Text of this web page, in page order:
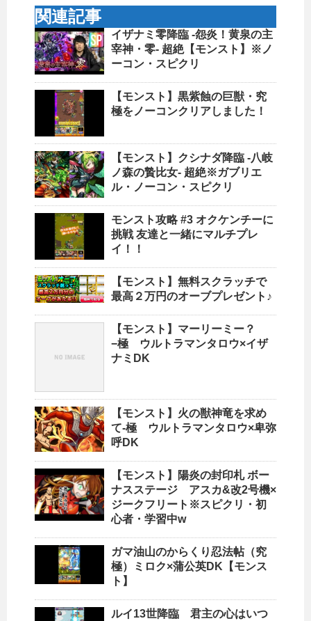
関連記事
イザナミ零降臨 -怨炎！黄泉の主
宰神・零- 超絶【モンスト】※ノ
ーコン・スピクリ
【モンスト】黒紫蝕の巨獣・究
極をノーコンクリアしました！
【モンスト】クシナダ降臨 -八岐
ノ森の贄比女- 超絶※ガブリエ
ル・ノーコン・スピクリ
モンスト攻略 #3 オクケンチーに
挑戦 友達と一緒にマルチプレ
イ！！
【モンスト】無料スクラッチで
最高２万円のオーブプレゼント♪
【モンスト】マーリーミー？
−極 ウルトラマンタロウ×イザ
ナミDK
【モンスト】火の獣神竜を求め
て-極 ウルトラマンタロウ×卑弥
呼DK
【モンスト】陽炎の封印札 ボー
ナスステージ アスカ&改2号機×
ジークフリート※スピクリ・初
心者・学習中w
ガマ油山のからくり忍法帖（究
極）ミロク×蒲公英DK【モンス
ト】
ルイ13世降臨 君主の心はいつ